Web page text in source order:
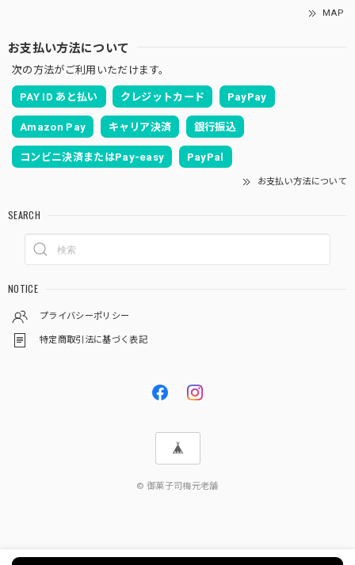
MAP
お支払い方法について
次の方法がご利用いただけます。
PAY ID あと払い クレジットカード PayPay
Amazon Pay キャリア決済 銀行振込
コンビニ決済またはPay-easy PayPal
お支払い方法について
SEARCH
NOTICE
プライバシーポリシー
特定商取引法に基づく表記
© 御菓子司梅元老舗